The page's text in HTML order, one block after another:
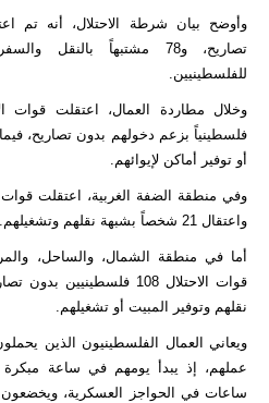
تصاريح، و78 مشتبهاً بالنقل
للفلسطينيين.
أو توفير أماكن لإيوائهم.
واعتقال 21 شخصاً بشبهة نقلهم وتشغيلهم.
أما في منطقة الشمال، والساحل،
نقلهم وتوفير المبيت أو تشغيلهم.
ويعاني العمال الفلسطينيون الذين
عملهم، إذ يبدأ يومهم في ساعة مبكرة
ساعات في الحواجز العسكرية، ويخضعون